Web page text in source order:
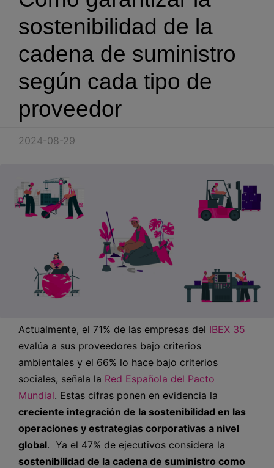
Recursos
Partners
Español
sostenibilidad de la
cadena de suministro
según cada tipo de
proveedor
2024-08-29
Actualmente, el 71% de las empresas del IBEX 35
evalúa a sus proveedores bajo criterios
ambientales y el 66% lo hace bajo criterios
sociales, señala la Red Española del Pacto
Mundial. Estas cifras ponen en evidencia la
creciente integración de la sostenibilidad en las
operaciones y estrategias corporativas a nivel
global. Ya el 47% de ejecutivos considera la
sostenibilidad de la cadena de suministro como